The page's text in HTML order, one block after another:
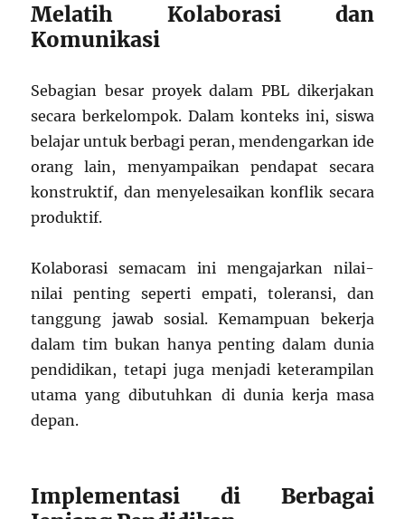
Melatih Kolaborasi dan
Komunikasi
Sebagian besar proyek dalam PBL dikerjakan
secara berkelompok. Dalam konteks ini, siswa
belajar untuk berbagi peran, mendengarkan ide
orang lain, menyampaikan pendapat secara
konstruktif, dan menyelesaikan konflik secara
produktif.
Kolaborasi semacam ini mengajarkan nilai-
nilai penting seperti empati, toleransi, dan
tanggung jawab sosial. Kemampuan bekerja
dalam tim bukan hanya penting dalam dunia
pendidikan, tetapi juga menjadi keterampilan
utama yang dibutuhkan di dunia kerja masa
depan.
Implementasi di Berbagai